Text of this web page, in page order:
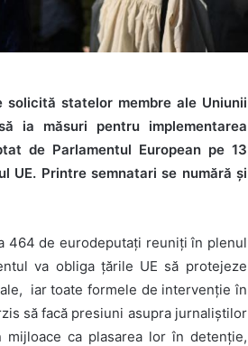
solicită statelor membre ale Uniunii
ia măsuri pentru implementarea
de Parlamentul European pe 13
UE. Printre semnatari se numără și
464 de eurodeputați reuniți în plenul
va obliga țările UE să protejeze
iar toate formele de intervenție în
să facă presiuni asupra jurnaliștilor
ca plasarea lor în detenție,